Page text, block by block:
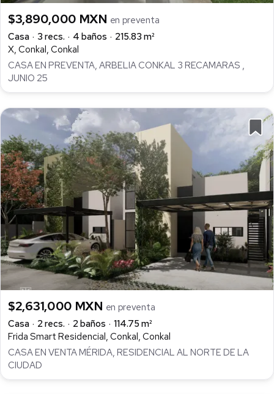
$3,890,000 MXN en preventa
Casa
3 recs. 4 baños
215.83 m²
X, Conkal, Conkal
CASA EN PREVENTA, ARBELIA CONKAL 3 RECAMARAS ,
JUNIO 25
$2,631,000 MXN en preventa
Casa
2 recs. 2 baños
114.75 m²
Frida Smart Residencial, Conkal, Conkal
CASA EN VENTA MÉRIDA, RESIDENCIAL AL NORTE DE LA
CIUDAD